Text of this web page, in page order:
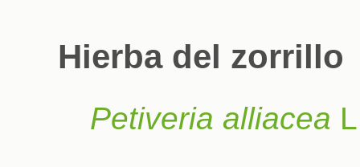
Hierba del zorrillo
Petiveria alliacea